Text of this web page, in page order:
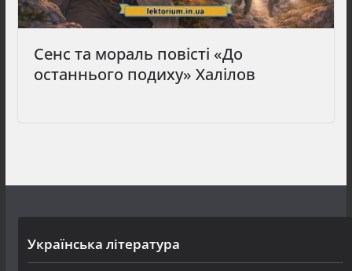
Сенс та мораль повісті «До
останнього подиху» Халілов
Українська література